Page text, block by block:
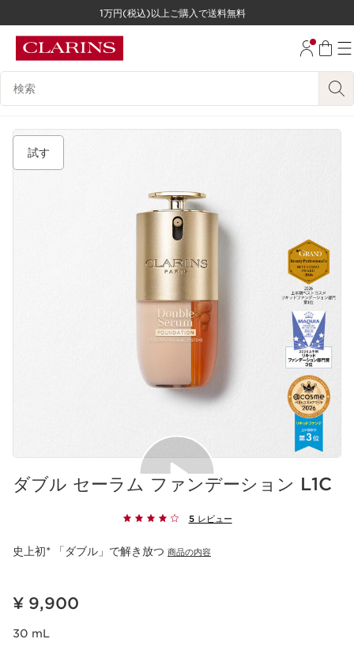
コンテンツへ移動
1万円(税込)以上ご購入で送料無料
検索候補
試す
ダブル セーラム ファンデーション L1C
5 レビュー
史上初* 「ダブル」で解き放つ 商品の内容
現在表示中の製品の価格 ¥ 9,900
¥ 9,900
30 mL